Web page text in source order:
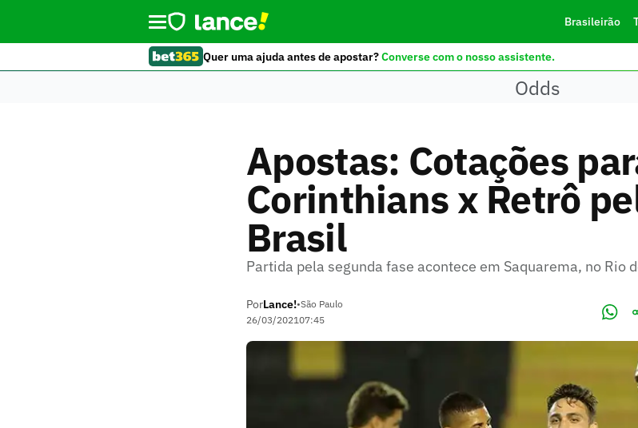
Brasileirão
Quer uma ajuda antes de apostar?Converse com o nosso assistente.
Odds
Apostas: Cotações
Corinthians x Retrô
Brasil
Partida pela segunda fase acontece em Saquarema, no Rio
PorLance!•São Paulo
26/03/202107:45